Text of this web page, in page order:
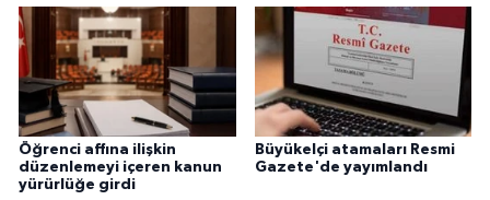
Öğrenci affına ilişkin
düzenlemeyi içeren kanun
yürürlüğe girdi
Büyükelçi atamaları Resmi
Gazete'de yayımlandı